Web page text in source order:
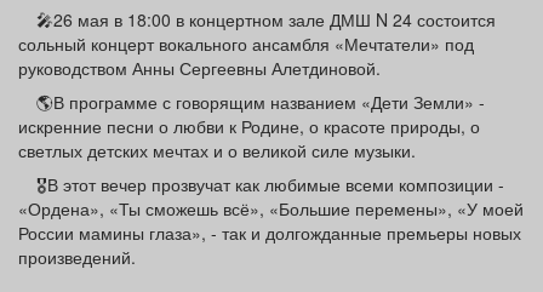
ТВ программа Я - пенсионер
🎤26 мая в 18:00 в концертном зале ДМШ N 24 состоится
сольный концерт вокального ансамбля «Мечтатели» под
руководством Анны Сергеевны Алетдиновой.
🌎В программе с говорящим названием «Дети Земли» -
искренние песни о любви к Родине, о красоте природы, о
светлых детских мечтах и о великой силе музыки.
🎖️В этот вечер прозвучат как любимые всеми композиции -
«Ордена», «Ты сможешь всё», «Большие перемены», «У моей
России мамины глаза», - так и долгожданные премьеры новых
произведений.